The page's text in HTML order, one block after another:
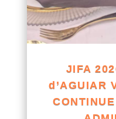
JIFA
d’AGUIAR